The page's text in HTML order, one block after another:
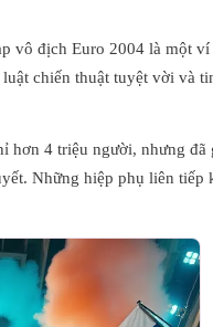
địch Euro 2004 là một
chiến thuật tuyệt vời và
hơn 4 triệu người, nhưng
Những hiệp phụ liên tiếp